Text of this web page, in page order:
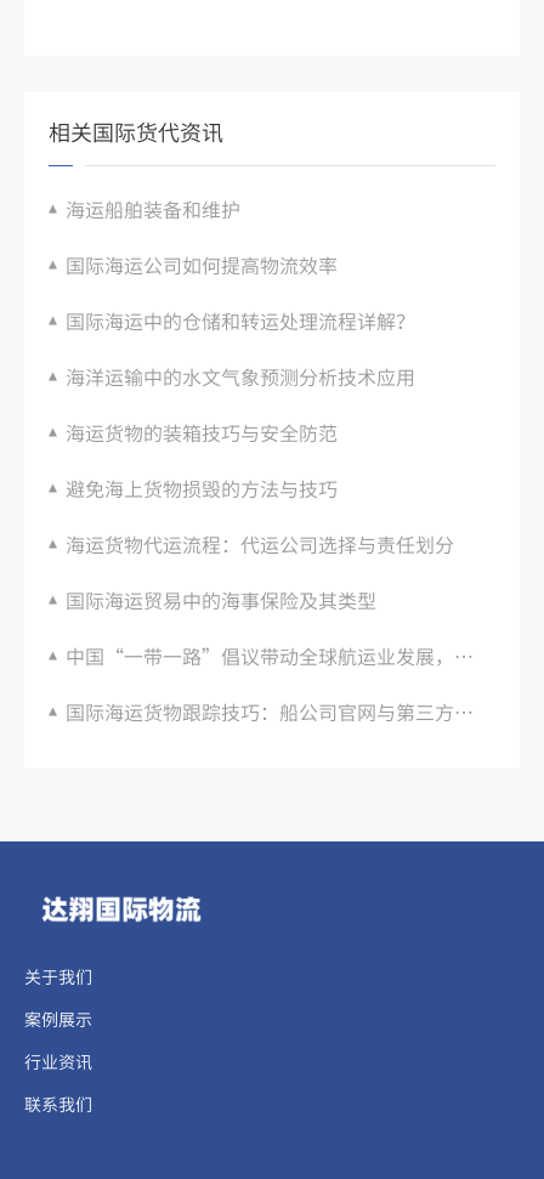
相关国际货代资讯
海运船舶装备和维护
国际海运公司如何提高物流效率
国际海运中的仓储和转运处理流程详解？
海洋运输中的水文气象预测分析技术应用
海运货物的装箱技巧与安全防范
避免海上货物损毁的方法与技巧
海运货物代运流程：代运公司选择与责任划分
国际海运贸易中的海事保险及其类型
中国“一带一路”倡议带动全球航运业发展，成为世界海运大国之一
国际海运货物跟踪技巧：船公司官网与第三方平台使用
关于我们
案例展示
行业资讯
联系我们